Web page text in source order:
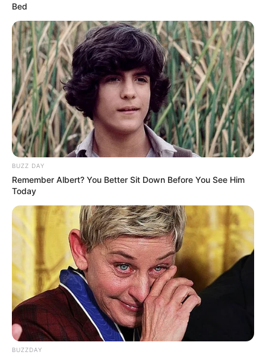
Bed
BUZZ DAY
Remember Albert? You Better Sit Down Before You See Him
Today
BUZZDAY